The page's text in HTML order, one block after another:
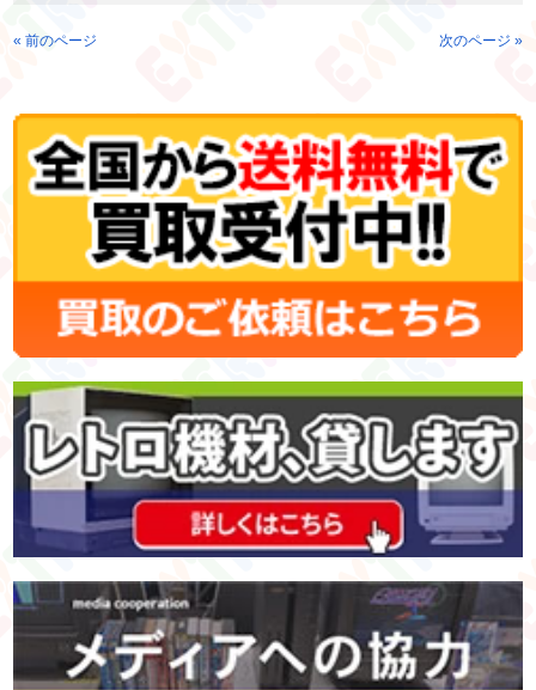
« 前のページ 次のページ »